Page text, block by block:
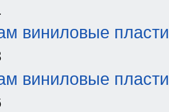
виниловые
виниловые